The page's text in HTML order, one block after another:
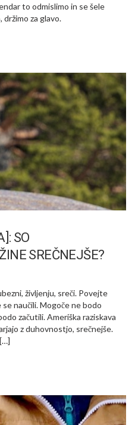
to odmislimo in se šele
za glavo.
SO
SREČNEJŠE?
življenju, sreči. Povejte
naučili. Mogoče ne bodo
začutili. Ameriška raziskava
z duhovnostjo, srečnejše.